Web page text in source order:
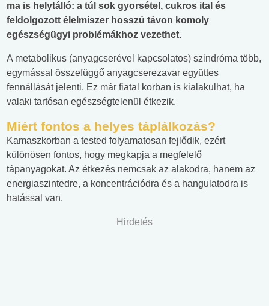
ma is helytálló: a túl sok gyorsétel, cukros ital és
feldolgozott élelmiszer hosszú távon komoly
egészségügyi problémákhoz vezethet.
A metabolikus (anyagcserével kapcsolatos) szindróma több,
egymással összefüggő anyagcserezavar együttes
fennállását jelenti. Ez már fiatal korban is kialakulhat, ha
valaki tartósan egészségtelenül étkezik.
Miért fontos a helyes táplálkozás?
Kamaszkorban a tested folyamatosan fejlődik, ezért
különösen fontos, hogy megkapja a megfelelő
tápanyagokat. Az étkezés nemcsak az alakodra, hanem az
energiaszintedre, a koncentrációdra és a hangulatodra is
hatással van.
Hirdetés